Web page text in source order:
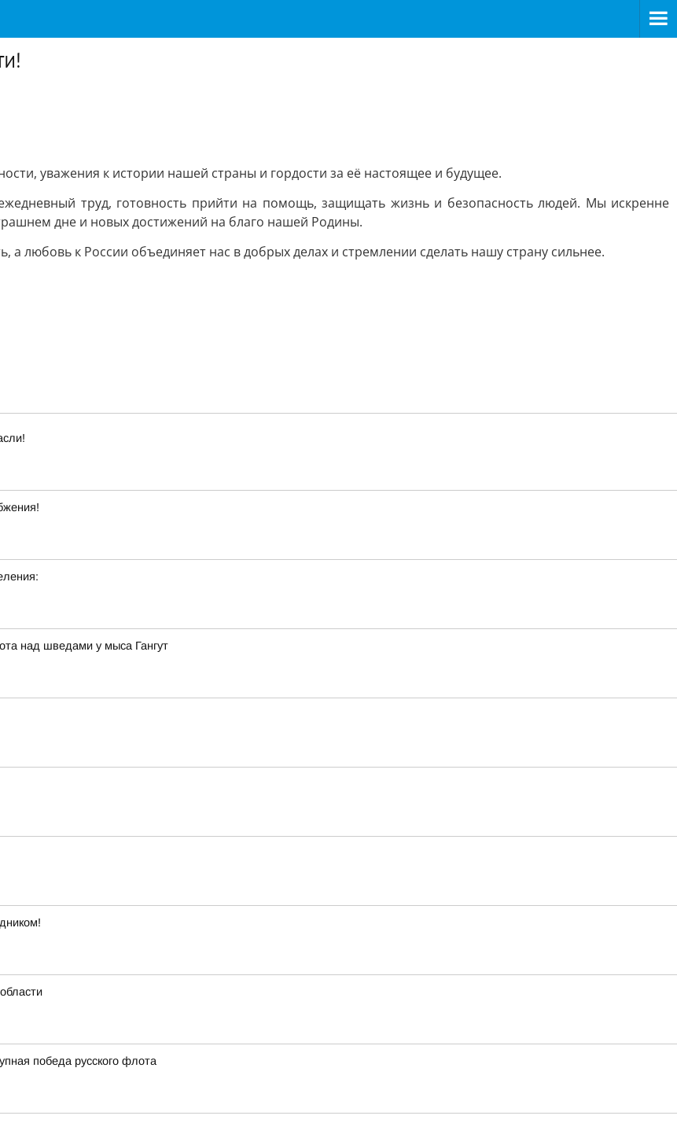
уважения к истории нашей страны и гордости за её настоящее и будущее.
труд, готовность прийти на помощь, защищать жизнь и безопасность людей. Мы искренне
дне и новых достижений на благо нашей Родины.
а любовь к России объединяет нас в добрых делах и стремлении сделать нашу страну сильнее.
над шведами у мыса Гангут
победа русского флота